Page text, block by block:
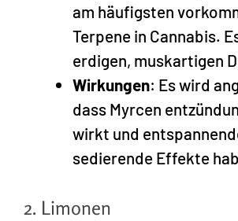
am häufigsten
Terpene in Cannabis.
erdigen, muskartigen
Wirkungen: Es wird
dass Myrcen
wirkt und
sedierende Effekte
2. Limonen